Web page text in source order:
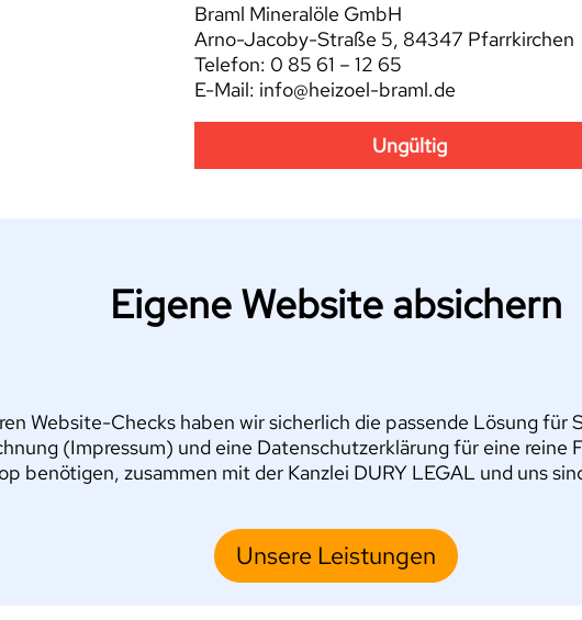
Braml Mineralöle GmbH
Arno-Jacoby-Straße 5, 84347 Pfarrkirchen
Telefon: 0 85 61 – 12 65
E-Mail: info@heizoel-braml.de
Ungültig
Eigene Website absichern
Website-Checks haben wir sicherlich die passende Lösung für
(Impressum) und eine Datenschutzerklärung für eine reine
benötigen, zusammen mit der Kanzlei DURY LEGAL und uns
Unsere Leistungen